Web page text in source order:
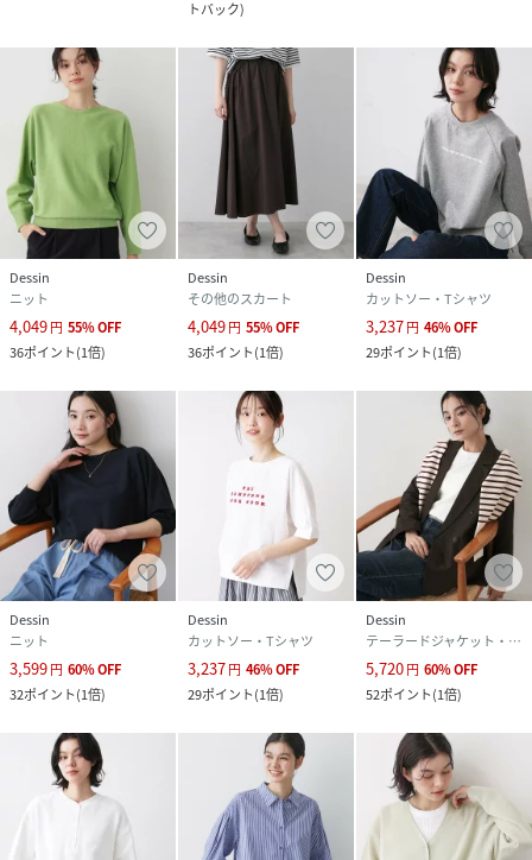
トバック)
Dessin
ニット
4,049円 55%OFF
36ポイント(1倍)
Dessin
その他のスカート
4,049円 55%OFF
36ポイント(1倍)
Dessin
カットソー・Tシャツ
3,237円 46%OFF
29ポイント(1倍)
Dessin
ニット
3,599円 60%OFF
32ポイント(1倍)
Dessin
カットソー・Tシャツ
3,237円 46%OFF
29ポイント(1倍)
Dessin
テーラードジャケット・ブレザー
5,720円 60%OFF
52ポイント(1倍)